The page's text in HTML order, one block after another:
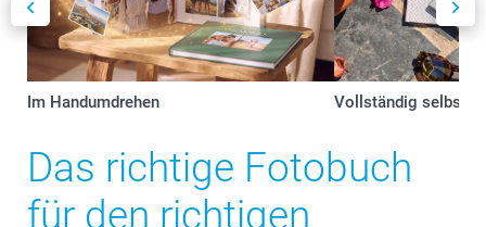
Im Handumdrehen Vollständig selbst
Das richtige Fotobuch
für den richtigen